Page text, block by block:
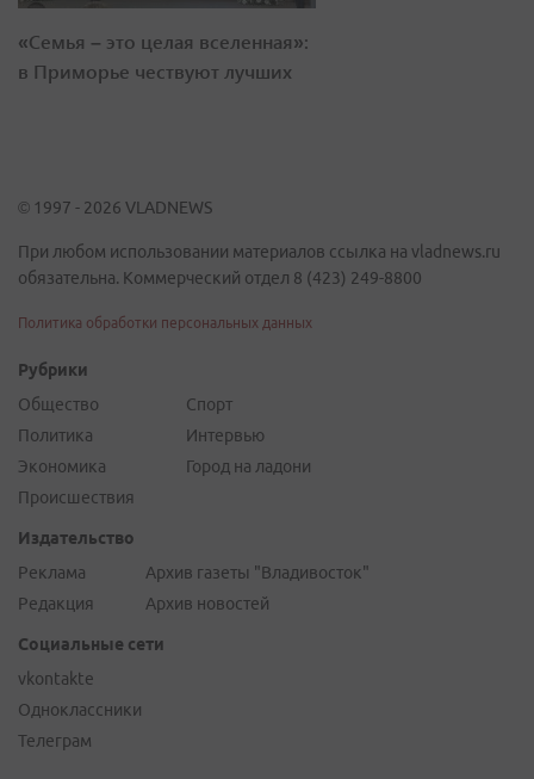
«Семья – это целая вселенная»:
в Приморье чествуют лучших
© 1997 - 2026 VLADNEWS
При любом использовании материалов ссылка на vladnews.ru
обязательна. Коммерческий отдел 8 (423) 249-8800
Политика обработки персональных данных
Рубрики
Общество
Политика
Экономика
Происшествия
Спорт
Интервью
Город на ладони
Издательство
Реклама
Редакция
Архив газеты "Владивосток"
Архив новостей
Социальные сети
vkontakte
Одноклассники
Телеграм